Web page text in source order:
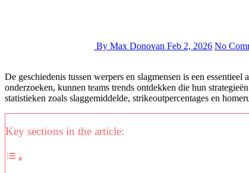
By Max Donovan Feb 2, 2026 No
De geschiedenis tussen werpers en slagmensen is een
onderzoeken, kunnen teams trends ontdekken die hun
statistieken zoals slaggemiddelde, strikeoutpercentages en
Key sections in the article: